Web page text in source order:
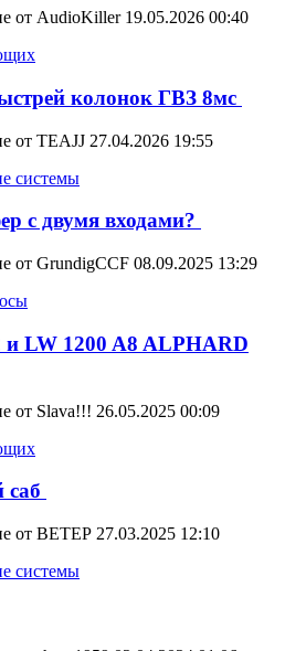
от AudioKiller 19.05.2026 00:40
колонок ГВЗ 8мс
от TEAJJ 27.04.2026 19:55
системы
с двумя входами?
от GrundigCCF 08.09.2025 13:29
и LW 1200 A8 ALPHARD
от Slava!!! 26.05.2025 00:09
от ВЕТЕР 27.03.2025 12:10
системы